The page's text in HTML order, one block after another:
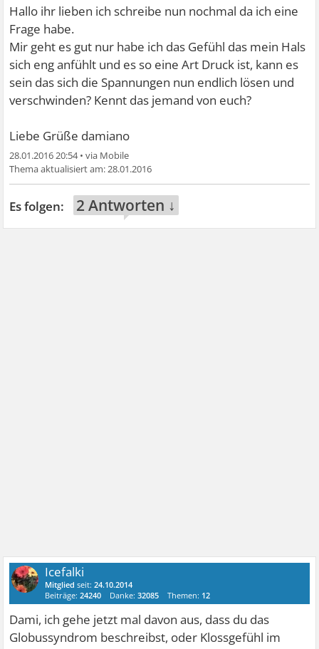
Hallo ihr lieben ich schreibe nun nochmal da ich eine
Frage habe.
Mir geht es gut nur habe ich das Gefühl das mein Hals
sich eng anfühlt und es so eine Art Druck ist, kann es
sein das sich die Spannungen nun endlich lösen und
verschwinden? Kennt das jemand von euch?
Liebe Grüße damiano
28.01.2016 20:54•
28.01.2016
2 Antworten ↓
Icefalki
Mitglied seit:24.10.2014
Beiträge:24240 Danke:32085 Themen: 12
Dami, ich gehe jetzt mal davon aus, dass du das
Globussyndrom beschreibst, oder Klossgefühl im